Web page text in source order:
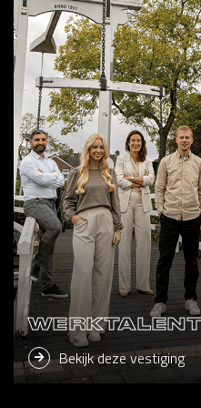
Bekijk deze vestiging